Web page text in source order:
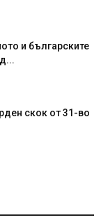
и българските
скок от 31-во